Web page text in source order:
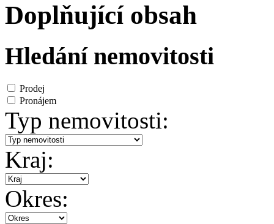
Doplňující obsah
Hledání nemovitosti
Prodej
Pronájem
Typ nemovitosti:
Kraj:
Okres: